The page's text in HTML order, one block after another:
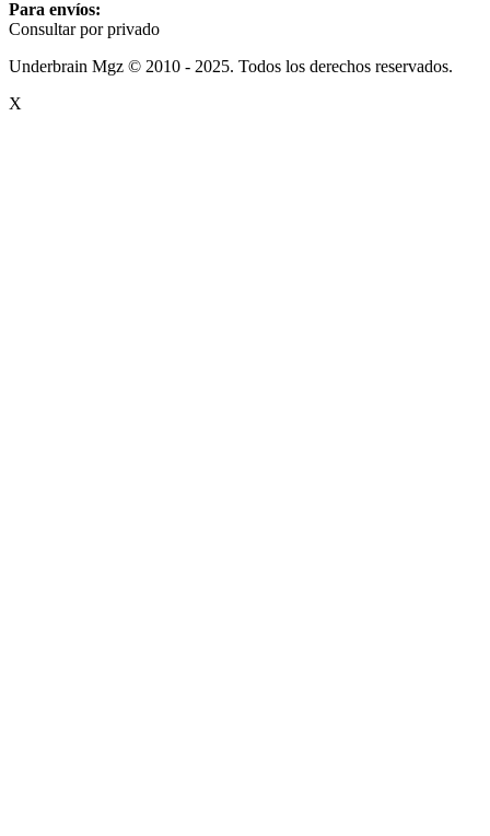
Para envíos:
Consultar por privado
Underbrain Mgz © 2010 - 2025. Todos los derechos reservados.
X